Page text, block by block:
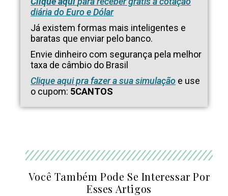
diária do Euro e Dólar
Já existem formas mais inteligentes e
baratas que enviar pelo banco.
Envie dinheiro com segurança pela melhor
taxa de câmbio do Brasil
Clique aqui pra fazer a sua simulação e use
o cupom: 5CANTOS
Você Também Pode Se Interessar Por
Esses Artigos